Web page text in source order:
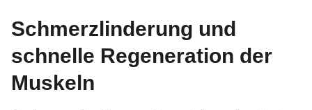
Schmerzlinderung und
schnelle Regeneration der
Muskeln